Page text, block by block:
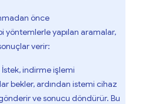
önce
yöntemlerle yapılan aramalar,
verir:
İstek, indirme işlemi
bekler, ardından istemi cihaz
ve sonucu döndürür. Bu